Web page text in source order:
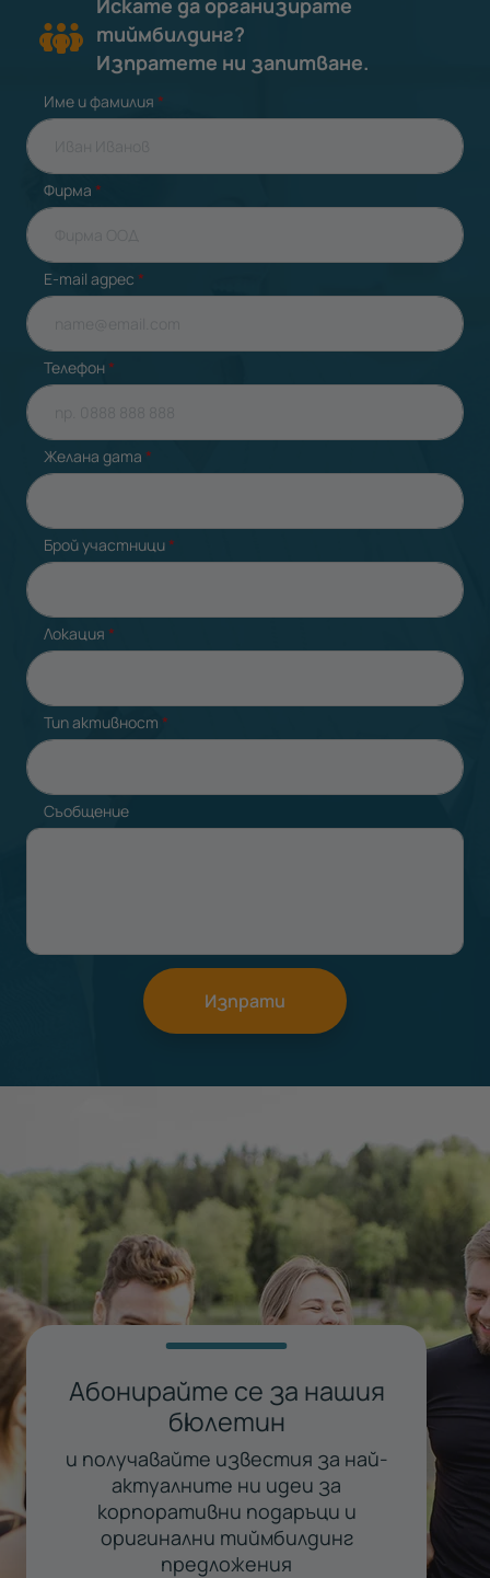
Абонирайте се за нашия
бюлетин
и получавайте известия за най-
актуалните ни идеи за
корпоративни подаръци и
оригинални тиймбилдинг
предложения
тиймбилдинг?
Изпратете ни запитване.
Име и фамилия *
Фирма *
E-mail адрес *
Телефон*
Желана дата *
Брой участници*
Локация *
Тип активност *
Съобщение
Изпрати